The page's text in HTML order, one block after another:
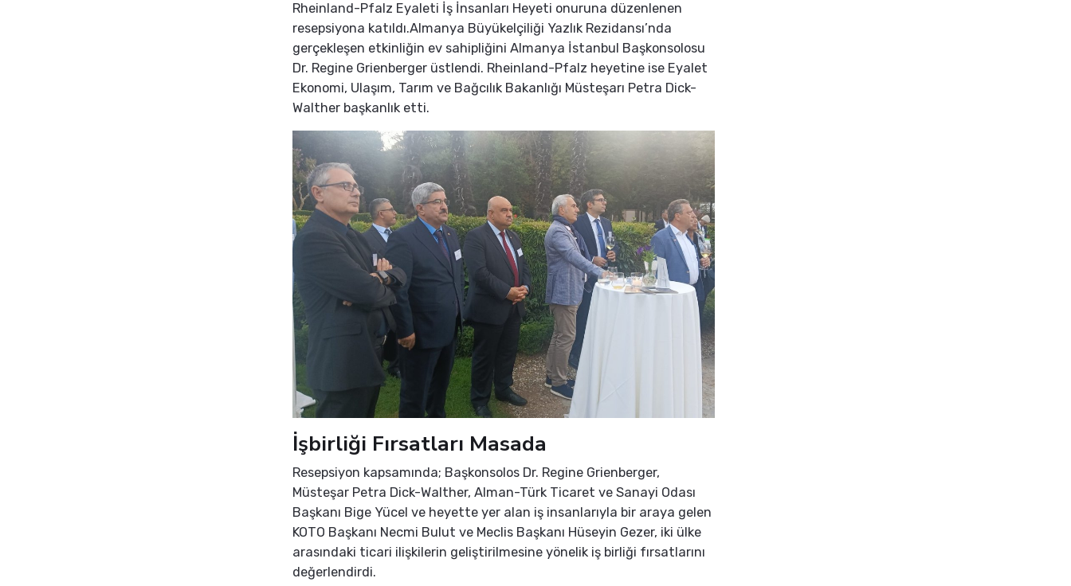
Rheinland-Pfalz Eyaleti İş İnsanları Heyeti onuruna düzenlenen
resepsiyona katıldı.Almanya Büyükelçiliği Yazlık Rezidansı’nda
gerçekleşen etkinliğin ev sahipliğini Almanya İstanbul Başkonsolosu
Dr. Regine Grienberger üstlendi. Rheinland-Pfalz heyetine ise Eyalet
Ekonomi, Ulaşım, Tarım ve Bağcılık Bakanlığı Müsteşarı Petra Dick-
Walther başkanlık etti.
İşbirliği Fırsatları Masada
Resepsiyon kapsamında; Başkonsolos Dr. Regine Grienberger,
Müsteşar Petra Dick-Walther, Alman-Türk Ticaret ve Sanayi Odası
Başkanı Bige Yücel ve heyette yer alan iş insanlarıyla bir araya gelen
KOTO Başkanı Necmi Bulut ve Meclis Başkanı Hüseyin Gezer, iki ülke
arasındaki ticari ilişkilerin geliştirilmesine yönelik iş birliği fırsatlarını
değerlendirdi.